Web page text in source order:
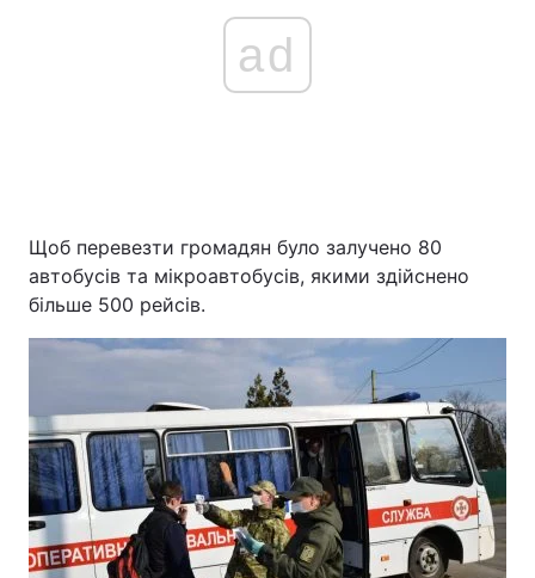
ad
Щоб перевезти громадян було залучено 80
автобусів та мікроавтобусів, якими здійснено
більше 500 рейсів.